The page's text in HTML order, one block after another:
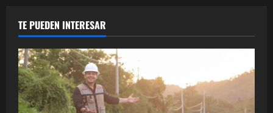
TE PUEDEN INTERESAR